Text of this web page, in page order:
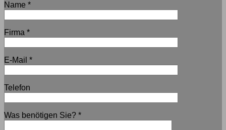
Name *
Firma *
E-Mail *
Telefon
Was benötigen Sie? *